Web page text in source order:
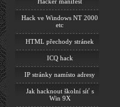
Hack ve Windows NT 2000
etc
HTML přechody stránek
ICQ hack
IP stránky namísto adresy
Jak hacknout školní síť s
Win 9X